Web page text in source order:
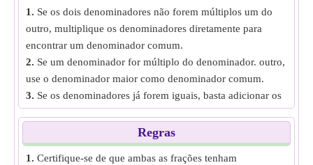
1. Se os dois denominadores não forem múltiplos um do
outro, multiplique os denominadores diretamente para
encontrar um denominador comum.
2. Se um denominador for múltiplo do denominador. outro,
use o denominador maior como denominador comum.
3. Se os denominadores já forem iguais, basta adicionar os
numeradores e manter o denominador igual.
Regras
1. Certifique-se de que ambas as frações tenham